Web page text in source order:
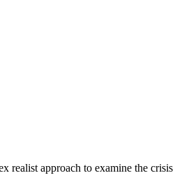
approach to examine the